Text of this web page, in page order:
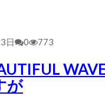
日 0 773
が